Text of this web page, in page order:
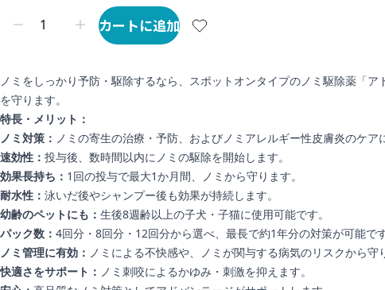
カートに追加
ノミをしっかり予防・駆除するなら、スポットオンタイプのノミ駆除薬「
を守ります。
特長・メリット：
ノミ対策： ノミの寄生の治療・予防、およびノミアレルギー性皮膚炎のケア
速効性： 投与後、数時間以内にノミの駆除を開始します。
効果長持ち： 1回の投与で最大1か月間、ノミから守ります。
耐水性： 泳いだ後やシャンプー後も効果が持続します。
幼齢のペットにも： 生後8週齢以上の子犬・子猫に使用可能です。
パック数： 4回分・8回分・12回分から選べ、最長で約1年分の対策が可能です
ノミ管理に有効： ノミによる不快感や、ノミが関与する病気のリスクから守
快適さをサポート： ノミ刺咬によるかゆみ・刺激を抑えます。